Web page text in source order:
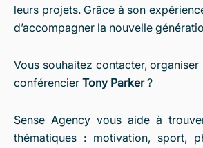
leurs projets. Grâce à son
d’accompagner la nouvelle
Vous souhaitez contacter,
conférencier Tony Parker?
Sense Agency vous aide à
thématiques : motivation, sport,